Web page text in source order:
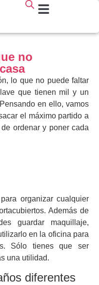
no
lo que no puede faltar
que tienen mil y un
en ello, vamos
el máximo partido a
ordenar y poner cada
organizar cualquier
Además de
guardar maquillaje,
en la oficina para
Sólo tienes que ser
una utilidad.
diferentes